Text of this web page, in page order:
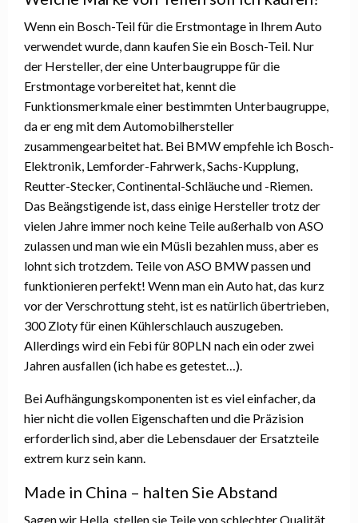
Wenn ein Bosch-Teil für die Erstmontage in Ihrem Auto
verwendet wurde, dann kaufen Sie ein Bosch-Teil. Nur
der Hersteller, der eine Unterbaugruppe für die
Erstmontage vorbereitet hat, kennt die
Funktionsmerkmale einer bestimmten Unterbaugruppe,
da er eng mit dem Automobilhersteller
zusammengearbeitet hat. Bei BMW empfehle ich Bosch-
Elektronik, Lemforder-Fahrwerk, Sachs-Kupplung,
Reutter-Stecker, Continental-Schläuche und -Riemen.
Das Beängstigende ist, dass einige Hersteller trotz der
vielen Jahre immer noch keine Teile außerhalb von ASO
zulassen und man wie ein Müsli bezahlen muss, aber es
lohnt sich trotzdem. Teile von ASO BMW passen und
funktionieren perfekt! Wenn man ein Auto hat, das kurz
vor der Verschrottung steht, ist es natürlich übertrieben,
300 Zloty für einen Kühlerschlauch auszugeben.
Allerdings wird ein Febi für 80PLN nach ein oder zwei
Jahren ausfallen (ich habe es getestet…).
Bei Aufhängungskomponenten ist es viel einfacher, da
hier nicht die vollen Eigenschaften und die Präzision
erforderlich sind, aber die Lebensdauer der Ersatzteile
extrem kurz sein kann.
Made in China – halten Sie Abstand
Sagen wir Hella, stellen sie Teile von schlechter Qualität